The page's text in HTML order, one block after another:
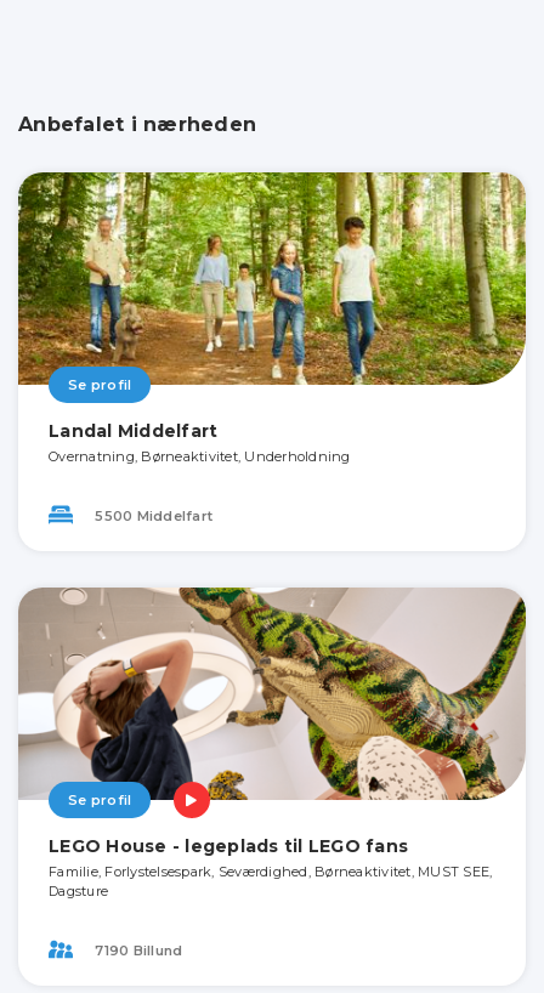
Anbefalet i nærheden
Se profil
Landal Middelfart
Overnatning, Børneaktivitet, Underholdning
5500 Middelfart
Se profil
LEGO House - legeplads til LEGO fans
Familie, Forlystelsespark, Seværdighed, Børneaktivitet, MUST SEE,
Dagsture
7190 Billund